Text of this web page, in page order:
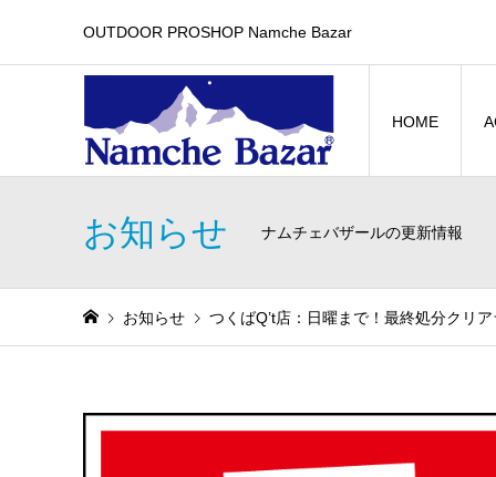
OUTDOOR PROSHOP Namche Bazar
HOME
お知らせ ナムチェバザールの更新情報
お知らせ つくばQ’t店：日曜まで！最終処分クリ